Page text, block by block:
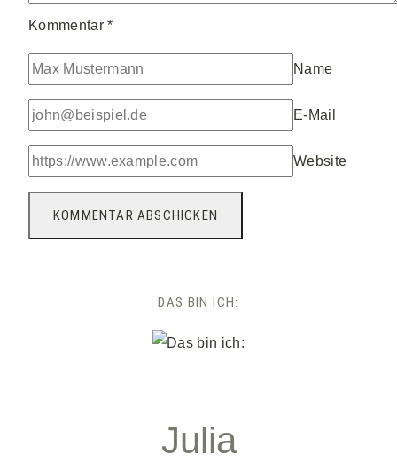
Kommentar*
Name
E-Mail
Website
DAS BIN ICH:
Julia